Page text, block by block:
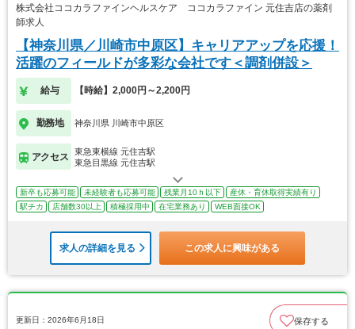
株式会社ココカラファインヘルスケア ココカラファイン 元住吉店の薬剤
師求人
【神奈川県／川崎市中原区】キャリアアップを応援！
活躍のフィールドが多彩な会社です＜調剤併設＞
給与 【時給】2,000円～2,200円
勤務地 神奈川県 川崎市中原区
アクセス
東急東横線 元住吉駅
東急目黒線 元住吉駅
新卒も応募可能 未経験者も応募可能 残業月10ｈ以下
産休・育休取得実績有り
駅チカ
店舗数30以上 積極採用中 在宅業務あり WEB面接OK
求人の詳細を見る この求人に興味がある
更新日：2026年6月18日 保存する